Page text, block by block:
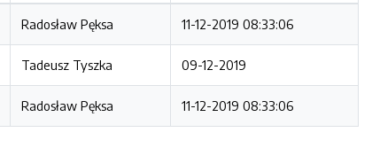
Radosław Pęksa 11-12-2019 08:33:06
Tadeusz Tyszka 09-12-2019
Radosław Pęksa 11-12-2019 08:33:06